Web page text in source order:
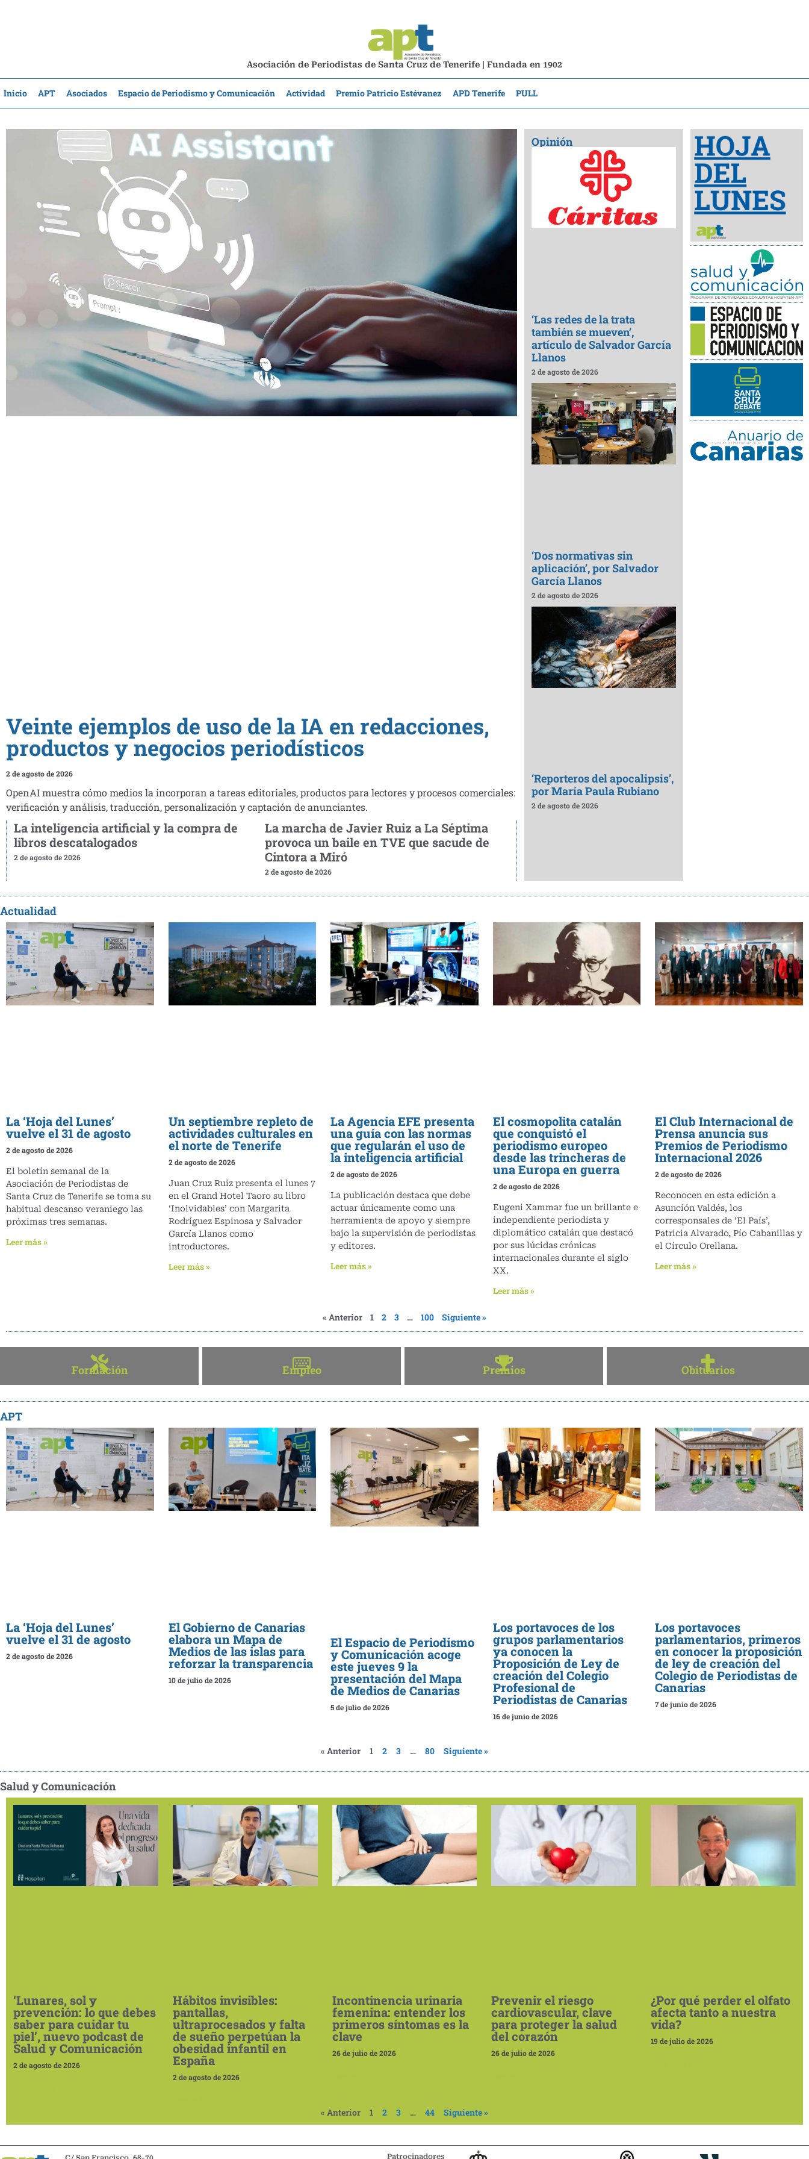
Asociación de Periodistas de Santa Cruz de Tenerife | Fundada en 1902
Inicio APT Asociados Espacio de Periodismo y Comunicación Actividad Premio Patricio Estévanez APD Tenerife PULL
Veinte ejemplos de uso de la IA en redacciones,
productos y negocios periodísticos
2 de agosto de 2026
OpenAI muestra cómo medios la incorporan a tareas editoriales, productos para lectores y procesos comerciales:
verificación y análisis, traducción, personalización y captación de anunciantes.
La inteligencia artificial y la compra de
libros descatalogados
2 de agosto de 2026
La marcha de Javier Ruiz a La Séptima
provoca un baile en TVE que sacude de
Cintora a Miró
2 de agosto de 2026
Opinión
‘Las redes de la trata
también se mueven’,
artículo de Salvador García
Llanos
2 de agosto de 2026
‘Dos normativas sin
aplicación’, por Salvador
García Llanos
2 de agosto de 2026
‘Reporteros del apocalipsis’,
por María Paula Rubiano
2 de agosto de 2026
Actualidad
La ‘Hoja del Lunes’
vuelve el 31 de agosto
2 de agosto de 2026
El boletín semanal de la
Asociación de Periodistas de
Santa Cruz de Tenerife se toma su
habitual descanso veraniego las
próximas tres semanas.
Leer más »
Un septiembre repleto de
actividades culturales en
el norte de Tenerife
2 de agosto de 2026
Juan Cruz Ruiz presenta el lunes 7
en el Grand Hotel Taoro su libro
‘Inolvidables’ con Margarita
Rodríguez Espinosa y Salvador
García Llanos como
introductores.
Leer más »
La Agencia EFE presenta
una guía con las normas
que regularán el uso de
la inteligencia artificial
2 de agosto de 2026
La publicación destaca que debe
actuar únicamente como una
herramienta de apoyo y siempre
bajo la supervisión de periodistas
y editores.
Leer más »
El cosmopolita catalán
que conquistó el
periodismo europeo
desde las trincheras de
una Europa en guerra
2 de agosto de 2026
Eugeni Xammar fue un brillante e
independiente periodista y
diplomático catalán que destacó
por sus lúcidas crónicas
internacionales durante el siglo
XX.
Leer más »
El Club Internacional de
Prensa anuncia sus
Premios de Periodismo
Internacional 2026
2 de agosto de 2026
Reconocen en esta edición a
Asunción Valdés, los
corresponsales de ‘El País’,
Patricia Alvarado, Pío Cabanillas y
el Círculo Orellana.
Leer más »
« Anterior 1 2 3 … 100 Siguiente »
Formación Empleo Premios Obituarios
APT
La ‘Hoja del Lunes’
vuelve el 31 de agosto
2 de agosto de 2026
El Gobierno de Canarias
elabora un Mapa de
Medios de las islas para
reforzar la transparencia
10 de julio de 2026
El Espacio de Periodismo
y Comunicación acoge
este jueves 9 la
presentación del Mapa
de Medios de Canarias
5 de julio de 2026
Los portavoces de los
grupos parlamentarios
ya conocen la
Proposición de Ley de
creación del Colegio
Profesional de
Periodistas de Canarias
16 de junio de 2026
Los portavoces
parlamentarios, primeros
en conocer la proposición
de ley de creación del
Colegio de Periodistas de
Canarias
7 de junio de 2026
« Anterior 1 2 3 … 80 Siguiente »
Salud y Comunicación
‘Lunares, sol y
prevención: lo que debes
saber para cuidar tu
piel’, nuevo podcast de
Salud y Comunicación
2 de agosto de 2026
Hábitos invisibles:
pantallas,
ultraprocesados y falta
de sueño perpetúan la
obesidad infantil en
España
2 de agosto de 2026
Incontinencia urinaria
femenina: entender los
primeros síntomas es la
clave
26 de julio de 2026
Prevenir el riesgo
cardiovascular, clave
para proteger la salud
del corazón
26 de julio de 2026
¿Por qué perder el olfato
afecta tanto a nuestra
vida?
19 de julio de 2026
« Anterior 1 2 3 … 44 Siguiente »
Patrocinadores